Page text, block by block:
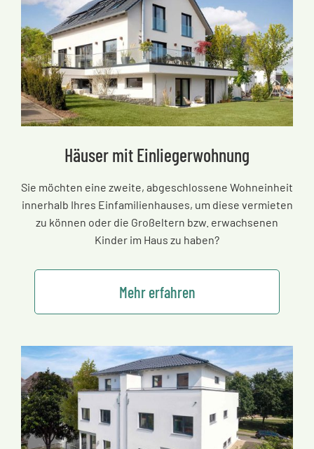
Häuser mit Einliegerwohnung
Sie möchten eine zweite, abgeschlossene Wohneinheit
innerhalb Ihres Einfamilienhauses, um diese vermieten
zu können oder die Großeltern bzw. erwachsenen
Kinder im Haus zu haben?
Mehr erfahren